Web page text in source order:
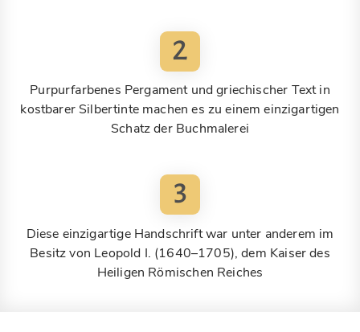
2
Purpurfarbenes Pergament und griechischer Text in
kostbarer Silbertinte machen es zu einem einzigartigen
Schatz der Buchmalerei
3
Diese einzigartige Handschrift war unter anderem im
Besitz von Leopold I. (1640–1705), dem Kaiser des
Heiligen Römischen Reiches